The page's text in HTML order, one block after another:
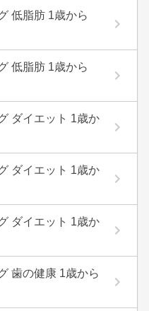
低脂肪 1歳から
低脂肪 1歳から
ダイエット 1歳か
ダイエット 1歳か
ダイエット 1歳か
歯の健康 1歳から